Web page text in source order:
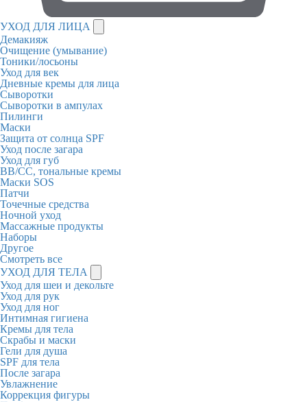
УХОД ДЛЯ ЛИЦА
Демакияж
Очищение (умывание)
Тоники/лосьоны
Уход для век
Дневные кремы для лица
Сыворотки
Сыворотки в ампулах
Пилинги
Маски
Защита от солнца SPF
Уход после загара
Уход для губ
BB/CC, тональные кремы
Маски SOS
Патчи
Точечные средства
Ночной уход
Массажные продукты
Наборы
Другое
Смотреть все
УХОД ДЛЯ ТЕЛА
Уход для шеи и декольте
Уход для рук
Уход для ног
Интимная гигиена
Кремы для тела
Скрабы и маски
Гели для душа
SPF для тела
После загара
Увлажнение
Коррекция фигуры